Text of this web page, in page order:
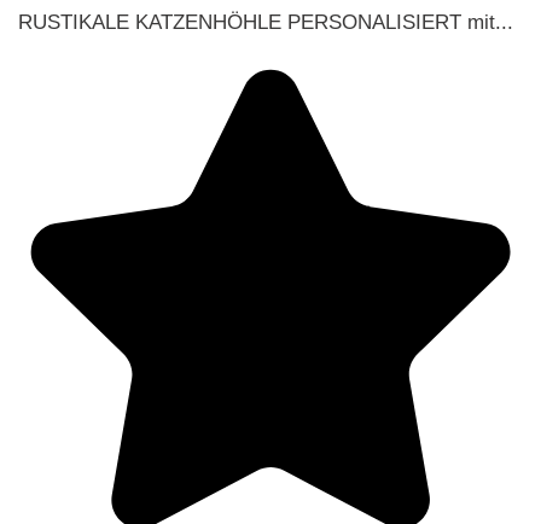
RUSTIKALE KATZENHÖHLE PERSONALISIERT mit...